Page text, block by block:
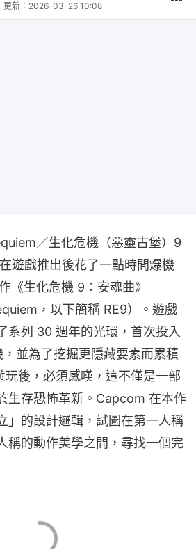
更新： 2026-03-26 10:08
／生化危機（惡靈古堡）9
遊戲推出後花了一點時間爆機
《生化危機 9：安魂曲》
，以下簡稱 RE9）。遊戲
系列 30 週年的光環，首次投入
並為了挖掘更隱藏要素而累積
後，必須感嘆，這不僅是一部
生存恐怖革新。Capcom 在本作
」的設計邏輯，試圖在第一人稱
稱的動作美學之間，尋找一個完